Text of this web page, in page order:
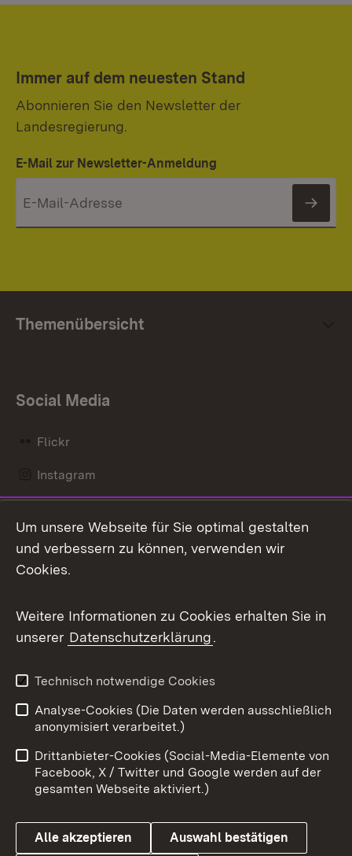
Immer auf dem neuesten Stand
Abonnieren Sie den Newsletter der
Landesregierung.
E-Mail zur Newsletter-Anmeldung
Themenübersicht
Social Media
Flickr
Instagram
Mastodon
Messenger
Social Wall
X / Twitter
Youtube
Benutzungshinweise
Barrierefreiheit
Datenschutz
Cookies
Um unsere Webseite für Sie optimal gestalten
und verbessern zu können, verwenden wir
Cookies.
Weitere Informationen zu Cookies erhalten Sie in
unserer Datenschutzerklärung.
Technisch notwendige Cookies
Analyse-Cookies (Die Daten werden ausschließlich
anonymisiert verarbeitet.)
Drittanbieter-Cookies (Social-Media-Elemente von
Facebook, X / Twitter und Google werden auf der
gesamten Webseite aktiviert.)
Alle akzeptieren Auswahl bestätigen